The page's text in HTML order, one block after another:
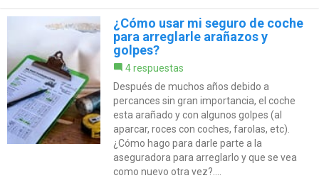
¿Cómo usar mi seguro de coche
para arreglarle arañazos y
golpes?
4 respuestas
Después de muchos años debido a
percances sin gran importancia, el coche
esta arañado y con algunos golpes (al
aparcar, roces con coches, farolas, etc).
¿Cómo hago para darle parte a la
aseguradora para arreglarlo y que se vea
como nuevo otra vez?....